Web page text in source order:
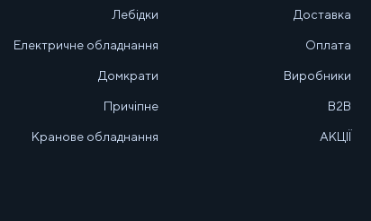
Лебідки
Електричне обладнання
Домкрати
Причіпне
Кранове обладнання
Доставка
Оплата
Виробники
B2B
АКЦІЇ